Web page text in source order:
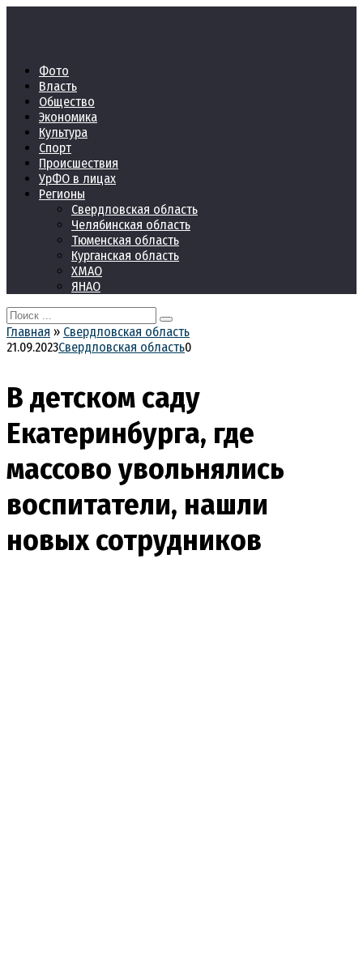
Фото
Власть
Общество
Экономика
Культура
Спорт
Происшествия
УрФО в лицах
Регионы
Свердловская область
Челябинская область
Тюменская область
Курганская область
ХМАО
ЯНАО
Search
for:
Главная » Свердловская область
21.09.2023Свердловская область0
В детском саду
Екатеринбурга, где
массово увольнялись
воспитатели, нашли
новых сотрудников